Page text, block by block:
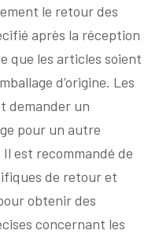
le retour des
après la réception
que les articles soient
d’origine. Les
demander un
pour un autre
est recommandé de
de retour et
obtenir des
concernant les